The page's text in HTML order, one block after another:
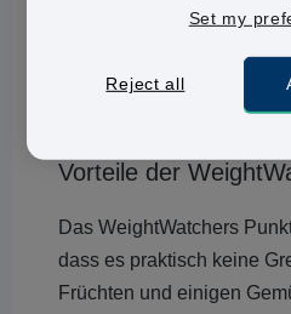
WeightWatchers
wöchentlichen Meetings
Waage begleitet, um sich
Vorteile der
Das WeightWatchers
dass es praktisch keine
Früchten und einigen
Set my
Reject all